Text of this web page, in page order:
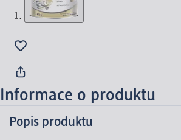
Informace o produktu
Popis produktu